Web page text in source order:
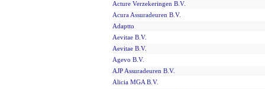
Acture Verzekeringen B.V.
Acura Assuradeuren B.V.
Adaptto
Aevitae B.V.
Aevitae B.V.
Agevo B.V.
AJP Assuradeuren B.V.
Alicia MGA B.V.